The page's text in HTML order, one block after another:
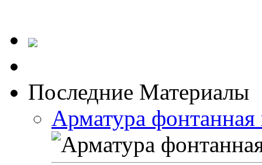
Последние Материалы
Арматура фонтанная